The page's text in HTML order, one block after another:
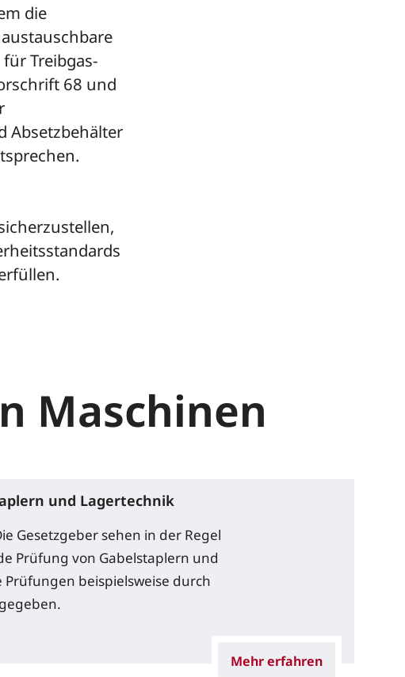
die
Treibgas-
68 und
Absetzbehälter
Maschinen
und Lagertechnik
Gesetzgeber sehen in der Regel
Prüfung von Gabelstaplern und
beispielsweise durch
Mehr erfahren